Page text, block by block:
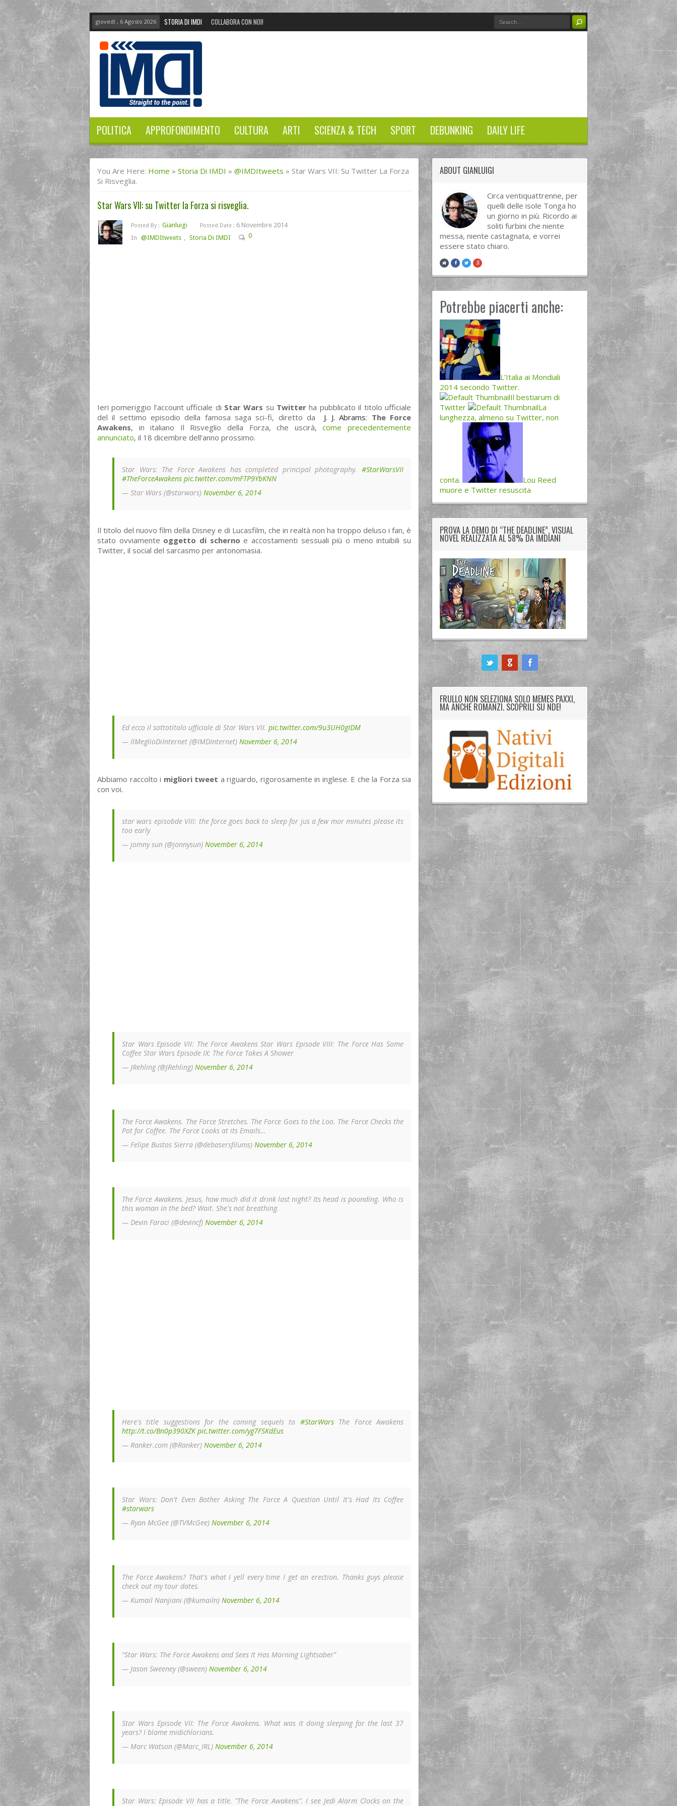
giovedì , 6 Agosto 2026 STORIA DI IMDI COLLABORA CON NOI!
POLITICA APPROFONDIMENTO CULTURA ARTI SCIENZA & TECH SPORT DEBUNKING DAILY LIFE
You Are Here: Home » Storia Di IMDI » @IMDItweets » Star Wars VII: Su Twitter La Forza
Si Risveglia.
Star Wars VII: su Twitter la Forza si risveglia.
Posted By : Gianluigi Posted Date : 6 Novembre 2014
In @IMDItweets , Storia Di IMDI 0
Ieri pomeriggio l’account ufficiale di Star Wars su Twitter ha pubblicato il titolo ufficiale
del il settimo episodio della famosa saga sci-fi, diretto da
J. J. Abrams: The Force
Awakens, in italiano Il Risveglio della Forza, che uscirà,come precedentemente
annunciato, il 18 dicembre dell’anno prossimo.
Star Wars: The Force Awakens has completed principal photography. #StarWarsVII
#TheForceAwakens pic.twitter.com/mFTP9YbKNN
— Star Wars (@starwars) November 6, 2014
Il titolo del nuovo film della Disney e di Lucasfilm, che in realtà non ha troppo deluso i fan, è
stato ovviamente oggetto di scherno e accostamenti sessuali più o meno intuibili su
Twitter, il social del sarcasmo per antonomasia.
Ed ecco il sottotitolo ufficiale di Star Wars VII. pic.twitter.com/9u3UH0gIDM
— IlMeglioDiInternet (@IMDInternet) November 6, 2014
Abbiamo raccolto i migliori tweet a riguardo, rigorosamente in inglese. E che la Forza sia
con voi.
star wars episobde VIII: the force goes back to sleep for jus a few mor minutes please its
too early
— jomny sun (@jonnysun) November 6, 2014
Star Wars Episode VII: The Force Awakens Star Wars Episode VIII: The Force Has Some
Coffee Star Wars Episode IX: The Force Takes A Shower
— JRehling (@JRehling) November 6, 2014
The Force Awakens. The Force Stretches. The Force Goes to the Loo. The Force Checks the
Pot for Coffee. The Force Looks at its Emails…
— Felipe Bustos Sierra (@debasersfilums) November 6, 2014
The Force Awakens. Jesus, how much did it drink last night? Its head is pounding. Who is
this woman in the bed? Wait. She's not breathing.
— Devin Faraci (@devincf) November 6, 2014
Here's title suggestions for the coming sequels to #StarWarsThe Force Awakens
http://t.co/Bn0p390XZK pic.twitter.com/yg7FSKdEus
— Ranker.com (@Ranker) November 6, 2014
Star Wars: Don't Even Bother Asking The Force A Question Until It's Had Its Coffee
#starwars
— Ryan McGee (@TVMcGee) November 6, 2014
The Force Awakens? That's what I yell every time I get an erection. Thanks guys please
check out my tour dates.
— Kumail Nanjiani (@kumailn) November 6, 2014
“Star Wars: The Force Awakens and Sees It Has Morning Lightsaber”
— Jason Sweeney (@sween) November 6, 2014
Star Wars Episode VII: The Force Awakens. What was it doing sleeping for the last 37
years? I blame midichlorians.
— Marc Watson (@Marc_IRL) November 6, 2014
Star Wars: Episode VII has a title. "The Force Awakens". I see Jedi Alarm Clocks on the
ABOUT GIANLUIGI
Circa ventiquattrenne, per
quelli delle isole Tonga ho
un giorno in più. Ricordo ai
soliti furbini che niente
messa, niente castagnata, e vorrei
essere stato chiaro.
Potrebbe piacerti anche:
L’Italia ai Mondiali
2014 secondo Twitter.
Il bestiarum di
Twitter
La
lunghezza, almeno su Twitter, non
conta.
Lou Reed
muore e Twitter resuscita
PROVA LA DEMO DI “THE DEADLINE”, VISUAL
NOVEL REALIZZATA AL 58% DA IMDIANI
FRULLO NON SELEZIONA SOLO MEMES PAXXI,
MA ANCHE ROMANZI. SCOPRILI SU NDE!